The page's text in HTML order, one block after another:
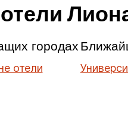
городах
отели